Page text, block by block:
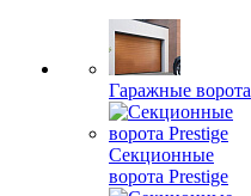
Гаражные ворота
Секционные
ворота Prestige